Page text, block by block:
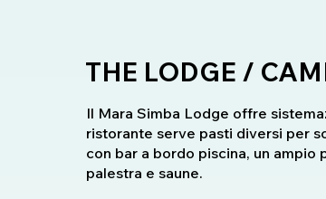
THE LODGE /
Il Mara Simba Lodge offre
ristorante serve pasti diversi per
con bar a bordo piscina, un
palestra e saune.